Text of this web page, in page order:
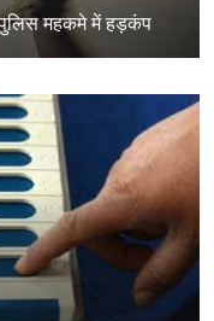
पुलिस महकमे में हड़कंप